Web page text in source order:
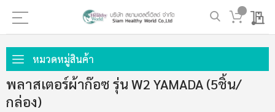
My
ไป
ที่
เนื้อหา
หมวดหมู่สินค้า
พลาสเตอร์ผ้าก๊อซ รุ่น W2 YAMADA (5ชิ้น/
กล่อง)